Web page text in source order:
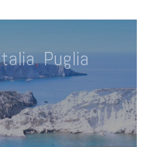
,Puglia